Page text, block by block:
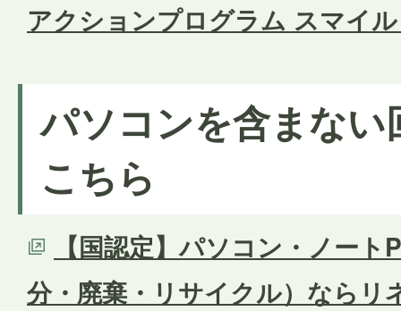
アクションプログラム スマイ
パソコンを含まない
こちら
【国認定】パソコン・ノート
分・廃棄・リサイクル）ならリ